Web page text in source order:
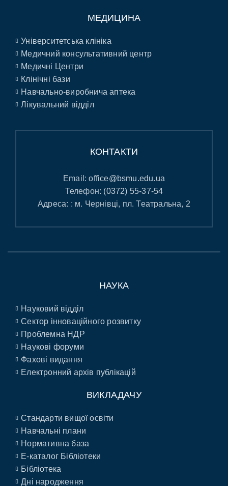
МЕДИЦИНА
Університетська клініка
Медичний консультативний центр
Медичні Центри
Клінічні бази
Навчально-виробнича аптека
Лікувальний відділ
КОНТАКТИ
Email:office@bsmu.edu.ua
Телефон: (0372) 55-37-54
Адреса: : м. Чернівці, пл. Театральна, 2
НАУКА
Науковий відділ
Сектор інноваційного розвитку
Проблемна НДР
Наукові форуми
Фахові видання
Електронний архів публікацій
ВИКЛАДАЧУ
Стандарти вищої освіти
Навчальні плани
Нормативна база
E-каталог Бібліотеки
Бібліотека
Дні народження